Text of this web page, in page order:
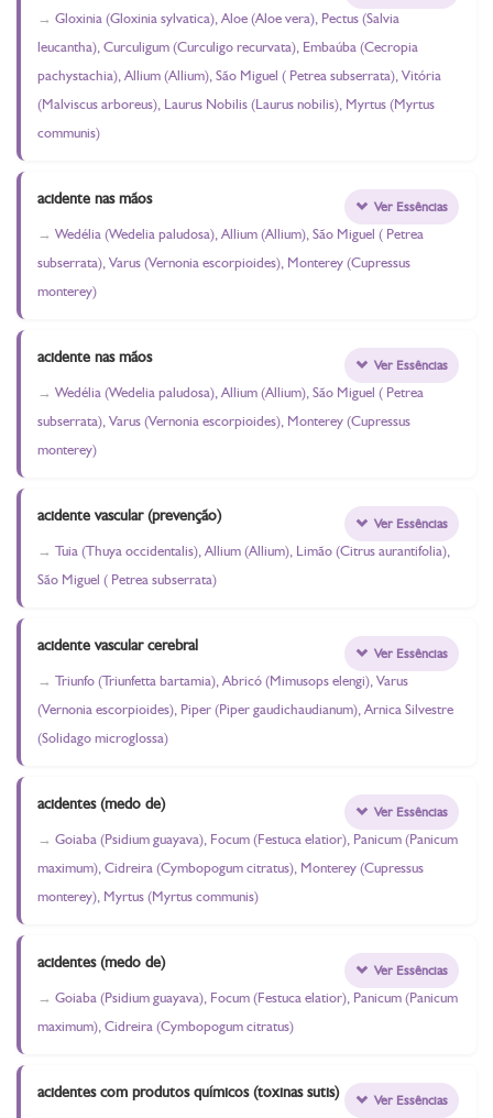
Gloxinia (Gloxinia sylvatica), Aloe (Aloe vera), Pectus (Salvia
leucantha), Curculigum (Curculigo recurvata), Embaúba (Cecropia
pachystachia), Allium (Allium), São Miguel ( Petrea subserrata), Vitória
(Malviscus arboreus), Laurus Nobilis (Laurus nobilis), Myrtus (Myrtus
communis)
acidente nas mãos
Wedélia (Wedelia paludosa), Allium (Allium), São Miguel ( Petrea
subserrata), Varus (Vernonia escorpioides), Monterey (Cupressus
monterey)
Ver Essências
acidente nas mãos
Wedélia (Wedelia paludosa), Allium (Allium), São Miguel ( Petrea
subserrata), Varus (Vernonia escorpioides), Monterey (Cupressus
monterey)
Ver Essências
acidente vascular (prevenção)
Tuia (Thuya occidentalis), Allium (Allium), Limão (Citrus aurantifolia),
São Miguel ( Petrea subserrata)
Ver Essências
acidente vascular cerebral
Triunfo (Triunfetta bartamia), Abricó (Mimusops elengi), Varus
(Vernonia escorpioides), Piper (Piper gaudichaudianum), Arnica Silvestre
(Solidago microglossa)
Ver Essências
acidentes (medo de)
Goiaba (Psidium guayava), Focum (Festuca elatior), Panicum (Panicum
maximum), Cidreira (Cymbopogum citratus), Monterey (Cupressus
monterey), Myrtus (Myrtus communis)
Ver Essências
acidentes (medo de)
Goiaba (Psidium guayava), Focum (Festuca elatior), Panicum (Panicum
maximum), Cidreira (Cymbopogum citratus)
Ver Essências
acidentes com produtos químicos (toxinas sutis) Ver Essências